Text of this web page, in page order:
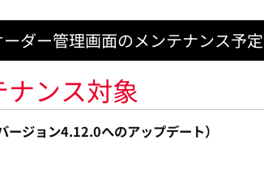
ダー管理画面のメンテナンス予定
ナンス対象
ージョン4.12.0へのアップデート）